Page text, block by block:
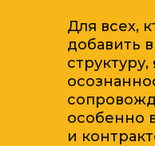
Для всех,
добавить
особенно
и